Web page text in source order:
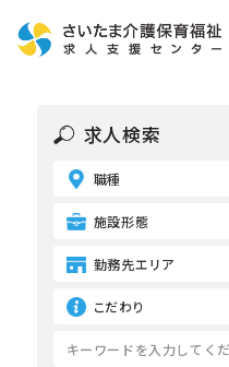
求人検索
就職・転職支援
資格取得なら
さいたま介護アカデミー
求人検索
職種
施設形態
勤務先エリア
こだわり